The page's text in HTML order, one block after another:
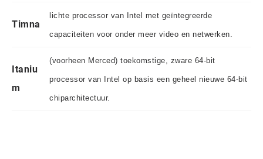
Timna
lichte processor van Intel met geïntegreerde
capaciteiten voor onder meer video en netwerken.
Itaniu
m
(voorheen Merced) toekomstige, zware 64-bit
processor van Intel op basis een geheel nieuwe 64-bit
chiparchitectuur.